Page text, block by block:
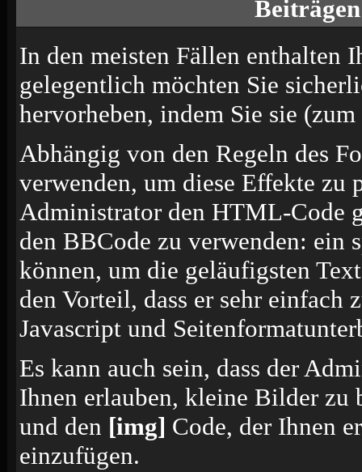
In den meisten Fällen enthalten
gelegentlich möchten Sie
hervorheben, indem Sie sie
Abhängig von den Regeln des
verwenden, um diese Effekte zu
Administrator den HTML-Code
den BBCode zu verwenden: ein
können, um die geläufigsten
den Vorteil, dass er sehr
Javascript und
Es kann auch sein, dass der
Ihnen erlauben, kleine Bilder zu
und den [img] Code, der Ihnen
einzufügen.